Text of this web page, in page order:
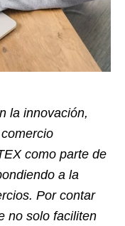
la innovación,
como parte de
a la
Por contar
no solo faciliten